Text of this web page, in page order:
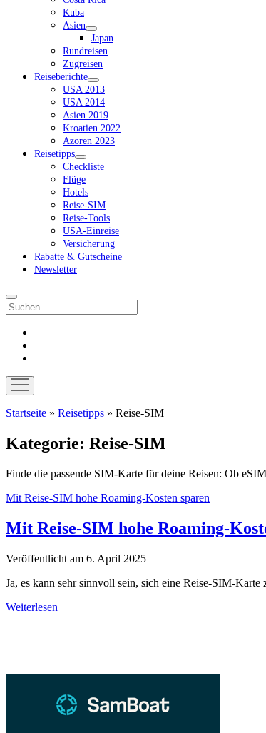
Kuba
Asien
Dropdown-
Menü
öffnen
Japan
Rundreisen
Zugreisen
Reiseberichte
Dropdown-
Menü
öffnen
USA 2013
USA 2014
Asien 2019
Kroatien 2022
Azoren 2023
Reisetipps
Dropdown-
Menü
öffnen
Checkliste
Flüge
Hotels
Reise-SIM
Reise-Tools
USA-Einreise
Versicherung
Rabatte & Gutscheine
Newsletter
Suchen
Menü
öffnen
Startseite » Reisetipps » Reise-SIM
Kategorie: Reise-SIM
Finde die passende SIM-Karte für deine Reisen: Ob
Mit Reise-SIM hohe Roaming-Kosten sparen
Mit Reise-SIM hohe Roaming-
Veröffentlicht am 6. April 2025
Ja, es kann sehr sinnvoll sein, sich eine Reise-SIM-
Weiterlesen